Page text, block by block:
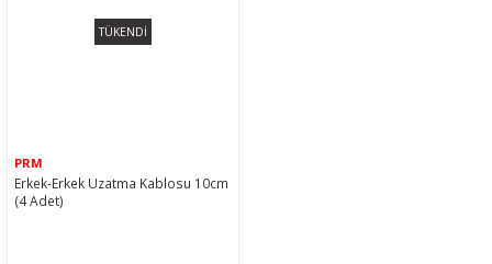
TÜKENDİ
PRM
Erkek-Erkek Uzatma Kablosu 10cm
(4 Adet)